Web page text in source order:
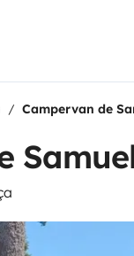
Campervan de